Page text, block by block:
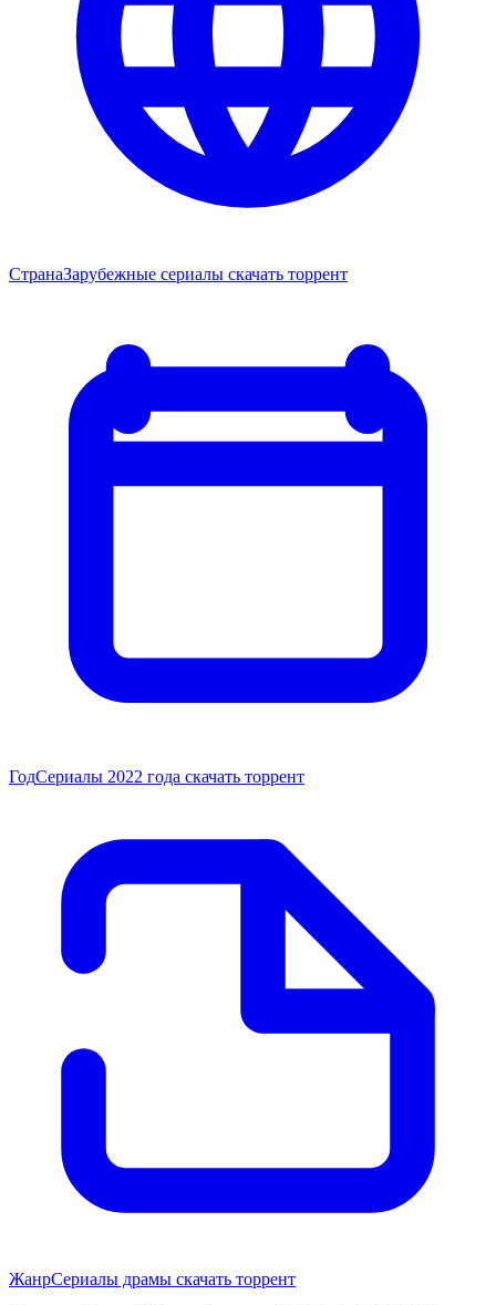
СтранаЗарубежные сериалы скачать торрент
ГодСериалы 2022 года скачать торрент
ЖанрСериалы драмы скачать торрент